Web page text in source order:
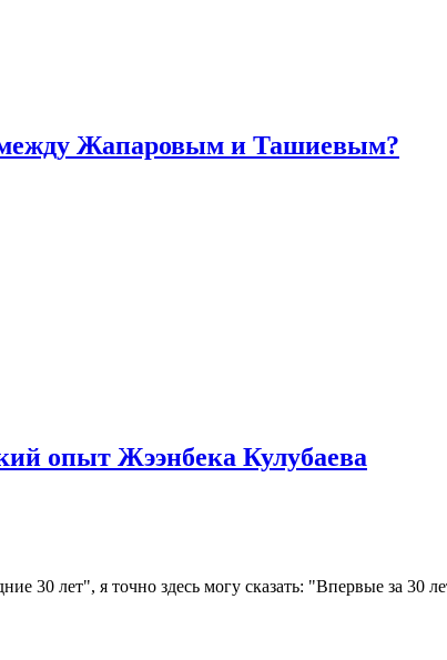
Жапаровым и Ташиевым?
опыт Жээнбека Кулубаева
30 лет", я точно здесь могу сказать: "Впервые за 30